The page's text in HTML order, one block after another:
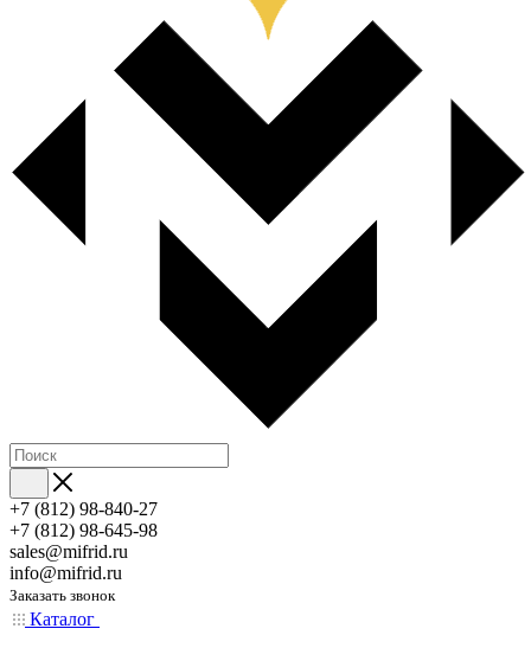
+7 (812) 98-840-27
+7 (812) 98-645-98
sales@mifrid.ru
info@mifrid.ru
Заказать звонок
Каталог